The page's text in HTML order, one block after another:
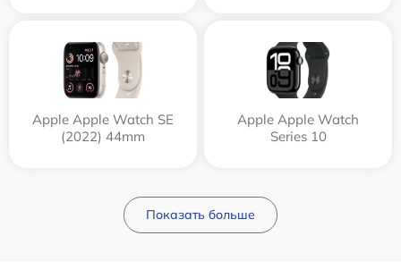
Apple Apple Watch SE
(2022) 44mm
Apple Apple Watch
Series 10
Показать больше